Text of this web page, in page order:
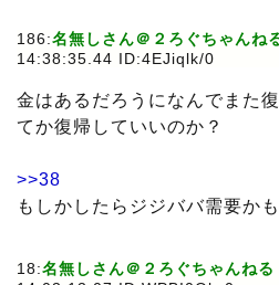
186:名無しさん＠２ろぐちゃんね
14:38:35.44 ID:4EJiqlk/0
金はあるだろうになんでまた
てか復帰していいのか？
>>38
もしかしたらジジババ需要かも
18:名無しさん＠２ろぐちゃんねる